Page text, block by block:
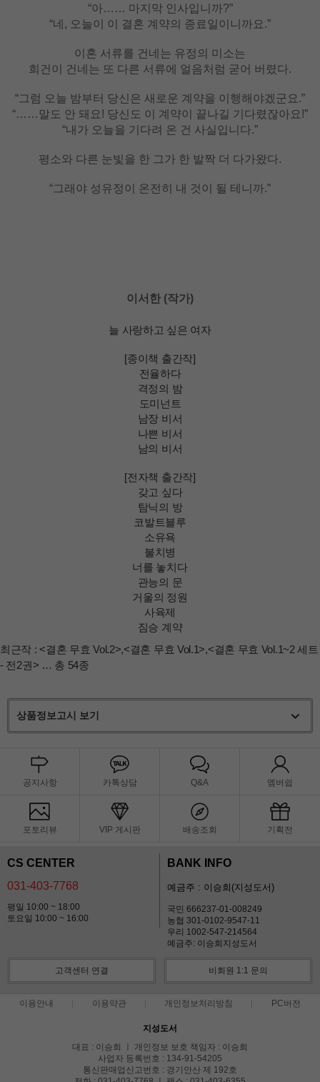
“아…… 마지막 인사입니까?”
“네, 오늘이 이 결혼 계약의 종료일이니까요.”
이혼 서류를 건네는 유정의 미소는
희건이 건네는 또 다른 서류에 얼음처럼 굳어 버렸다.
“그럼 오늘 밤부터 당신은 새로운 계약을 이행해야겠군요.”
“……말도 안 돼요! 당신도 이 계약이 끝나길 기다렸잖아요!”
“내가 오늘을 기다려 온 건 사실입니다.”
평소와 다른 눈빛을 한 그가 한 발짝 더 다가왔다.
“그래야 성유정이 온전히 내 것이 될 테니까.”
이서한 (작가)
늘 사랑하고 싶은 여자
[종이책 출간작]
전율하다
격정의 밤
도미넌트
남장 비서
나쁜 비서
남의 비서
[전자책 출간작]
갖고 싶다
탐닉의 방
코발트블루
소유욕
불치병
너를 놓치다
관능의 문
거울의 정원
사육제
짐승 계약
최근작 : <결혼 무효 Vol.2>,<결혼 무효 Vol.1>,<결혼 무효 Vol.1~2 세트
- 전2권> … 총 54종
상품정보고시 보기
공지사항 카톡상담 Q&A 멤버쉽
포토리뷰 VIP 게시판 배송조회 기획전
CS CENTER
031-403-7768
평일 10:00 ~ 18:00
토요일 10:00 ~ 16:00
BANK INFO
예금주 : 이승희(지성도서)
국민 666237-01-008249
농협 301-0102-9547-11
우리 1002-547-214564
예금주: 이승희지성도서
고객센터 연결 비회원 1:1 문의
이용안내 이용약관 개인정보처리방침 PC버전
지성도서
대표 : 이승희 ㅣ 개인정보 보호 책임자 : 이승희
사업자 등록번호 : 134-91-54205
통신판매업신고번호 : 경기안산 제 192호